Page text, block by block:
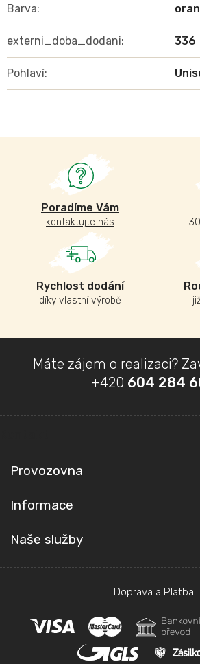
Poradíme Vám
kontaktujte nás
Rychlost dodání
díky vlastní výrobě
Barva:
externi_doba_dodani: 336
Pohlaví:
a
Máte zájem o realizaci?
+420 604 284
Provozovna
Informace
Naše služby
Doprava a Platba